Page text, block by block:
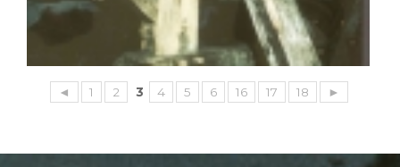
◄ 1 2 3 4 5 6 16 17 18 ►